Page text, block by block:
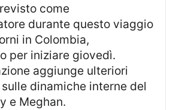
durante questo viaggio
in Colombia,
per iniziare giovedì.
aggiunge ulteriori
dinamiche interne del
e Meghan.